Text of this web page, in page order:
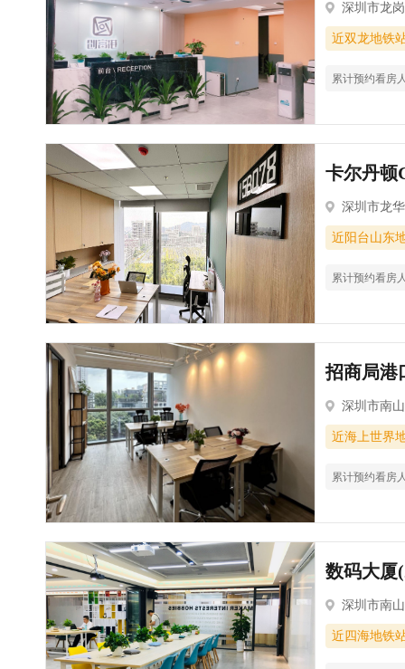
深圳市龙
近双龙地铁
累计预约看房
卡尔丹顿
深圳市龙
近阳台山东
累计预约看房
招商局港
深圳市南
近海上世界
累计预约看房
数码大厦
深圳市南
近四海地铁